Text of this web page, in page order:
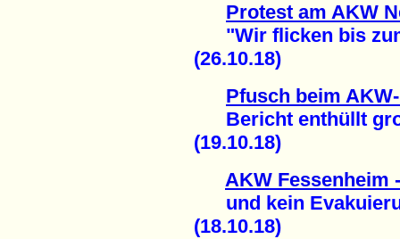
Protest am AKW
"Wir flicken bis
(26.10.18)
Pfusch beim
Bericht enthüllt
(19.10.18)
AKW Fessenheim
und kein
(18.10.18)